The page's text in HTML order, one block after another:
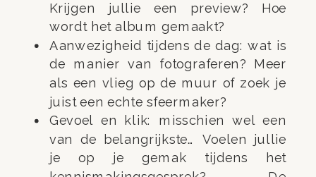
Krijgen jullie een preview? Hoe
wordt het album gemaakt?
Aanwezigheid tijdens de dag: wat is
de manier van fotograferen? Meer
als een vlieg op de muur of zoek je
juist een echte sfeermaker?
Gevoel en klik: misschien wel een
van de belangrijkste… Voelen jullie
je op je gemak tijdens het